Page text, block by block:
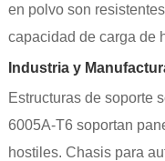
en polvo son
capacidad de carga de
Industria y
Estructuras de soporte
6005A-T6 soportan
hostiles. Chasis para